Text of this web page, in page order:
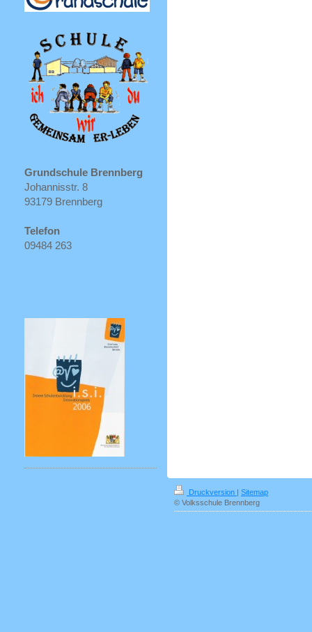
Grundschule Brennberg
Johannisstr. 8
93179 Brennberg
Telefon
09484 263
Druckversion | Sitemap
© Volksschule Brennberg